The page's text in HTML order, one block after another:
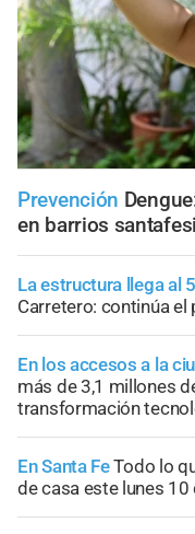
Prevención
en barrios
La estructura llega al
Carretero: continúa el
En los accesos a la
más de 3,1 millones
transformación
En Santa FeTodo lo
de casa este lunes